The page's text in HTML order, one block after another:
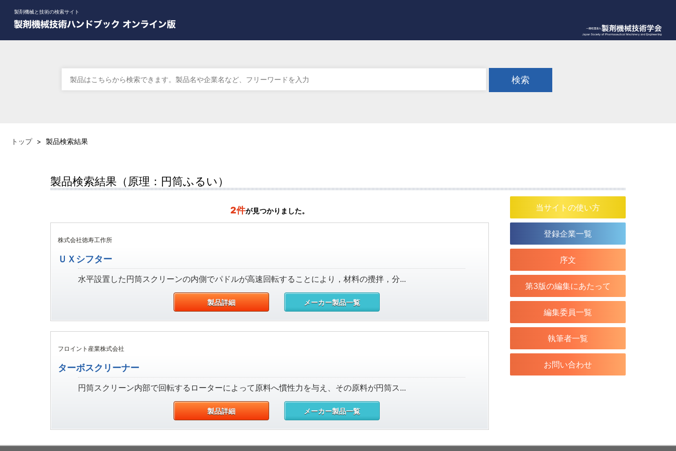
製剤機械と技術の検索サイト
検索
トップ > 製品検索結果
製品検索結果（原理：円筒ふるい）
2件が見つかりました。
株式会社徳寿工作所
ＵＸシフター
水平設置した円筒スクリーンの内側でパドルが高速回転することにより，材料の攪拌，分...
製品詳細 メーカー製品一覧
フロイント産業株式会社
ターボスクリーナー
円筒スクリーン内部で回転するローターによって原料へ慣性力を与え、その原料が円筒ス...
製品詳細 メーカー製品一覧
当サイトの使い方
登録企業一覧
序文
第3版の編集にあたって
編集委員一覧
執筆者一覧
お問い合わせ